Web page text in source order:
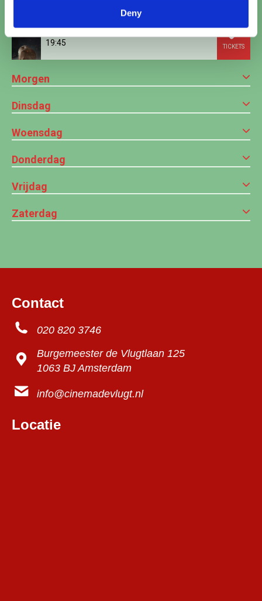
Deny
The Odyssey
19:45 TICKETS
Morgen
Dinsdag
Woensdag
Donderdag
Vrijdag
Zaterdag
Contact
020 820 3746
Burgemeester de Vlugtlaan 125
1063 BJ Amsterdam
info@cinemadevlugt.nl
Locatie